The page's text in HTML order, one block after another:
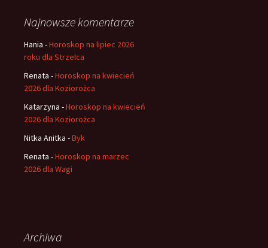
Najnowsze komentarze
Hania -Horoskop na lipiec 2026
roku dla Strzelca
Renata -Horoskop na kwiecień
2026 dla Koziorożca
Katarzyna -Horoskop na kwiecień
2026 dla Koziorożca
Nitka Anitka -Byk
Renata -Horoskop na marzec
2026 dla Wagi
Archiwa